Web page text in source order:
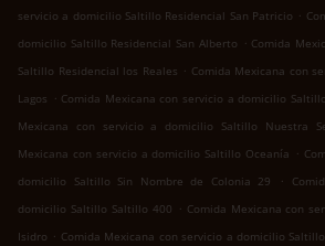
servicio a domicilio Saltillo Residencial San Patricio .
domicilio Saltillo Residencial San Alberto . Comida
Saltillo Residencial los Reales . Comida Mexicana con
Lagos . Comida Mexicana con servicio a domicilio
Mexicana con servicio a domicilio Saltillo Nuestra
Mexicana con servicio a domicilio Saltillo Oceanía .
domicilio Saltillo Sin Nombre de Colonia 29
.
domicilio Saltillo Saltillo 400 . Comida Mexicana con
Isidro . Comida Mexicana con servicio a domicilio